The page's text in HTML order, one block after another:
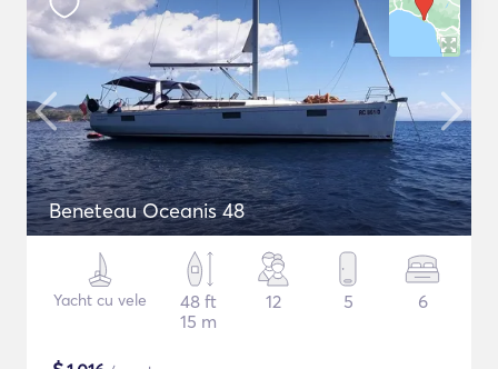
Beneteau Oceanis 48
Yacht cu vele
48 ft
15 m
12 5 6